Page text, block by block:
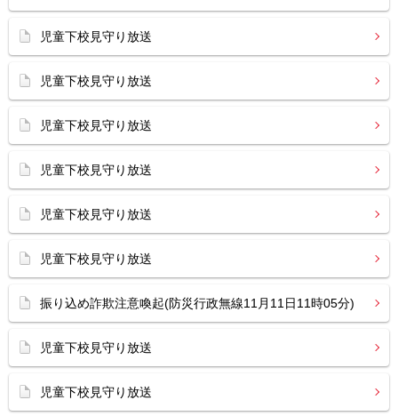
児童下校見守り放送
児童下校見守り放送
児童下校見守り放送
児童下校見守り放送
児童下校見守り放送
児童下校見守り放送
振り込め詐欺注意喚起(防災行政無線11月11日11時05分)
児童下校見守り放送
児童下校見守り放送